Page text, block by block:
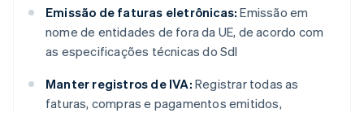
Emissão de faturas eletrônicas: Emissão em
nome de entidades de fora da UE, de acordo com
as especificações técnicas do SdI
Manter registros de IVA: Registrar todas as
faturas, compras e pagamentos emitidos,